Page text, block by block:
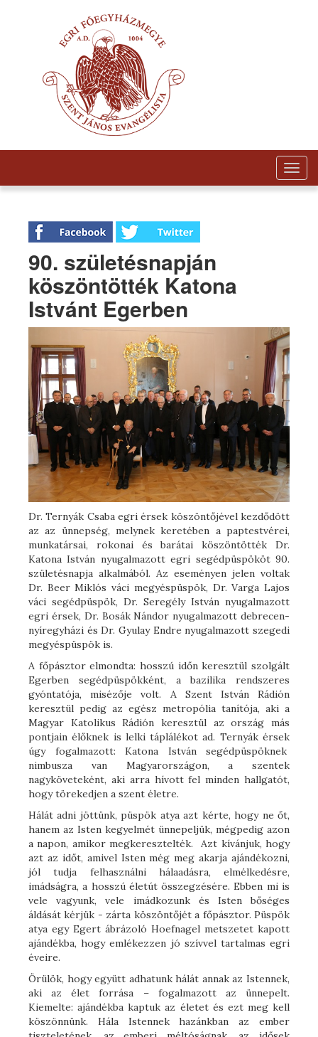
90. születésnapján
köszöntötték Katona
Istvánt Egerben
Dr. Ternyák Csaba egri érsek köszöntőjével kezdődött
az az ünnepség, melynek keretében a paptestvérei,
munkatársai, rokonai és barátai köszöntötték Dr.
Katona István nyugalmazott egri segédpüspököt 90.
születésnapja alkalmából. Az eseményen jelen voltak
Dr. Beer Miklós váci megyéspüspök, Dr. Varga Lajos
váci segédpüspök, Dr. Seregély István nyugalmazott
egri érsek, Dr. Bosák Nándor nyugalmazott debrecen-
nyíregyházi és Dr. Gyulay Endre nyugalmazott szegedi
megyéspüspök is.
A főpásztor elmondta: hosszú időn keresztül szolgált
Egerben segédpüspökként, a bazilika rendszeres
gyóntatója, misézője volt. A Szent István Rádión
keresztül pedig az egész metropólia tanítója, aki a
Magyar Katolikus Rádión keresztül az ország más
pontjain élőknek is lelki táplálékot ad. Ternyák érsek
úgy fogalmazott: Katona István segédpüspöknek
nimbusza van Magyarországon, a szentek
nagyköveteként, aki arra hívott fel minden hallgatót,
hogy törekedjen a szent életre.
Hálát adni jöttünk, püspök atya azt kérte, hogy ne őt,
hanem az Isten kegyelmét ünnepeljük, mégpedig azon
a napon, amikor megkeresztelték. Azt kívánjuk, hogy
azt az időt, amivel Isten még meg akarja ajándékozni,
jól tudja felhasználni hálaadásra, elmélkedésre,
imádságra, a hosszú életút összegzésére. Ebben mi is
vele vagyunk, vele imádkozunk és Isten bőséges
áldását kérjük - zárta köszöntőjét a főpásztor. Püspök
atya egy Egert ábrázoló Hoefnagel metszetet kapott
ajándékba, hogy emlékezzen jó szívvel tartalmas egri
éveire.
Örülök, hogy együtt adhatunk hálát annak az Istennek,
aki az élet forrása – fogalmazott az ünnepelt.
Kiemelte: ajándékba kaptuk az életet és ezt meg kell
köszönnünk. Hála Istennek hazánkban az ember